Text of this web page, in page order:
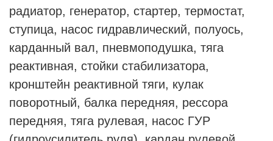
радиатор, генератор, стартер, термостат,
ступица, насос гидравлический, полуось,
карданный вал, пневмоподушка, тяга
реактивная, стойки стабилизатора,
кронштейн реактивной тяги, кулак
поворотный, балка передняя, рессора
передняя, тяга рулевая, насос ГУР